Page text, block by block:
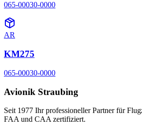
065-00030-0000
AR
KM275
065-00030-0000
Avionik Straubing
Seit 1977 Ihr professioneller Partner für
FAA und CAA zertifiziert.